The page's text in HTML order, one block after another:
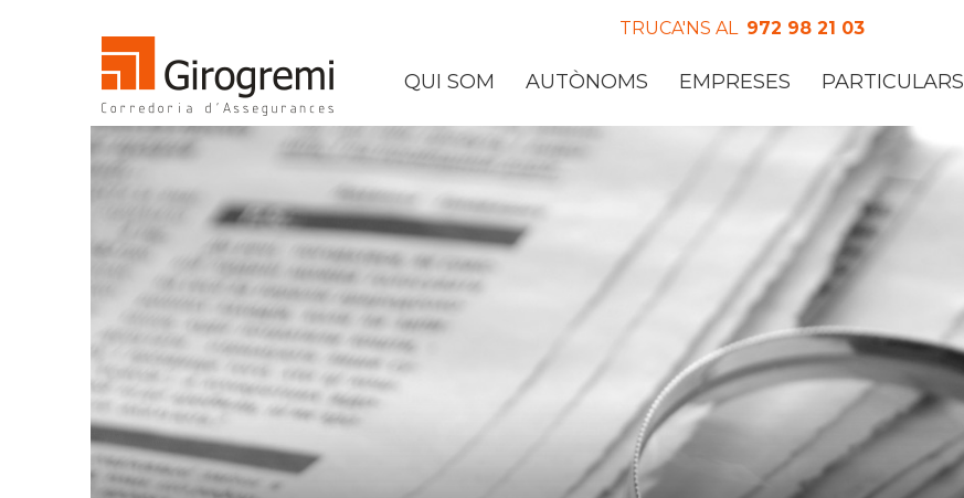
TRUCA'NS AL 972 98 21 03
QUI SOM AUTÒNOMS EMPRESES PARTICULARS